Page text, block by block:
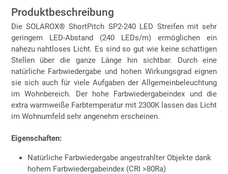
Produktbeschreibung
Die SOLAROX® ShortPitch SP2-240 LED Streifen mit sehr
geringem LED-Abstand (240 LEDs/m) ermöglichen ein
nahezu nahtloses Licht. Es sind so gut wie keine schattigen
Stellen über die ganze Länge hin sichtbar. Durch eine
natürliche Farbwiedergabe und hohen Wirkungsgrad eignen
sie sich auch für viele Aufgaben der Allgemeinbeleuchtung
im Wohnbereich. Der hohe Farbwiedergabeindex und die
extra warmweiße Farbtemperatur mit 2300K lassen das Licht
im Wohnumfeld sehr angenehm erscheinen.
Eigenschaften:
Natürliche Farbwiedergabe angestrahlter Objekte dank
hohem Farbwiedergabeindex (CRI >80Ra)